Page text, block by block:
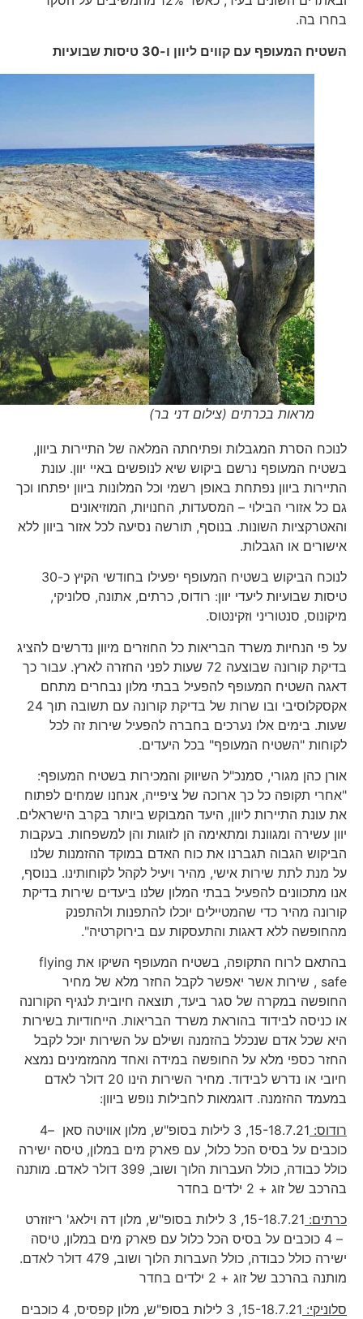
בחרו בה.
השטיח המעופף עם קווים ליוון ו-30 טיסות שבועיות
מראות בכרתים (צילום דני בר)
לנוכח הסרת המגבלות ופתיחתה המלאה של התיירות ביוון,
בשטיח המעופף נרשם ביקוש שיא לנופשים באיי יוון. עונת
התיירות ביוון נפתחת באופן רשמי וכל המלונות ביוון יפתחו וכך
גם כל אזורי הבילוי – המסעדות, החנויות, המוזיאונים
והאטרקציות השונות. בנוסף, תורשה נסיעה לכל אזור ביוון ללא
אישורים או הגבלות.
לנוכח הביקוש בשטיח המעופף יפעילו בחודשי הקיץ כ-30
טיסות שבועיות ליעדי יוון: רודוס, כרתים, אתונה, סלוניקי,
מיקונוס, סנטוריני וזקינטוס.
על פי הנחיות משרד הבריאות כל החוזרים מיוון נדרשים להציג
בדיקת קורונה שבוצעה 72 שעות לפני החזרה לארץ. עבור כך
דאגה השטיח המעופף להפעיל בבתי מלון נבחרים מתחם
אקסקלוסיבי ובו שרות של בדיקת קורונה עם תשובה תוך 24
שעות. בימים אלו נערכים בחברה להפעיל שירות זה לכל
לקוחות "השטיח המעופף" בכל היעדים.
אורן כהן מגורי, סמנכ"ל השיווק והמכירות בשטיח המעופף:
"אחרי תקופה כל כך ארוכה של ציפייה, אנחנו שמחים לפתוח
את עונת התיירות ליוון, היעד המבוקש ביותר בקרב הישראלים.
יוון עשירה ומגוונת ומתאימה הן לזוגות והן למשפחות. בעקבות
הביקוש הגבוה תגברנו את כוח האדם במוקד ההזמנות שלנו
על מנת לתת שירות אישי, מהיר ויעיל לקהל לקוחותינו. בנוסף,
אנו מתכוונים להפעיל בבתי המלון שלנו ביעדים שירות בדיקת
קורונה מהיר כדי שהמטיילים יוכלו להתפנות ולהתפנק
מהחופשה ללא דאגות והתעסקות עם בירוקרטיה".
בהתאם לרוח התקופה, בשטיח המעופף השיקו את flying
safe , שירות אשר יאפשר לקבל החזר מלא של מחיר
החופשה במקרה של סגר ביעד, תוצאה חיובית לנגיף הקורונה
או כניסה לבידוד בהוראת משרד הבריאות. הייחודיות בשירות
היא שכל אדם שנכלל בהזמנה ושילם על השירות יוכל לקבל
החזר כספי מלא על החופשה במידה ואחד מהמזמינים נמצא
חיובי או נדרש לבידוד. מחיר השירות הינו 20 דולר לאדם
במעמד ההזמנה. דוגמאות לחבילות נופש ביוון:
רודוס:
15-18.7.21, 3 לילות בסופ"ש, מלון אוויטה סאן –4
כוכבים על בסיס הכל כלול, עם פארק מים במלון, טיסה ישירה
כולל כבודה, כולל העברות הלוך ושוב, 399 דולר לאדם. מותנה
בהרכב של זוג + 2 ילדים בחדר
כרתים:
15-18.7.21, 3 לילות בסופ"ש, מלון דה וילאג' ריזוזרט
– 4 כוכבים על בסיס הכל כלול עם פארק מים במלון, טיסה
ישירה כולל כבודה, כולל העברות הלוך ושוב, 479 דולר לאדם.
מותנה בהרכב של זוג + 2 ילדים בחדר
סלוניקי:
15-18.7.21, 3 לילות בסופ"ש, מלון קפסיס, 4 כוכבים